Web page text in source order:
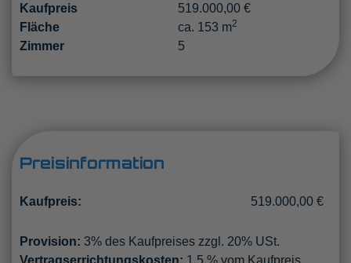
Kaufpreis
519.000,00 €
Fläche
ca. 153 m2
Zimmer 5
Preisinformation
Kaufpreis: 519.000,00 €
Provision: 3% des Kaufpreises zzgl. 20% USt.
Vertragserrichtungskosten: 1,5 % vom Kaufpreis